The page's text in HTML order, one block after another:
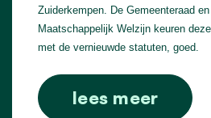
Zuiderkempen. De Gemeenteraad
Maatschappelijk Welzijn keuren
met de vernieuwde statuten, goed.
lees meer